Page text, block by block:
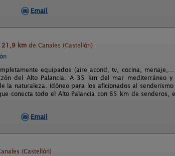
Email
21,9 km de Canales (Castellón)
equipados (aire acond, tv, cocina,
del Alto Palancia. A 35 km del mar mediterráneo
la naturaleza. Idóneo para los aficionados al
conecta todo el Alto Palancia con 65 km de senderos,
Email
(Castellón)